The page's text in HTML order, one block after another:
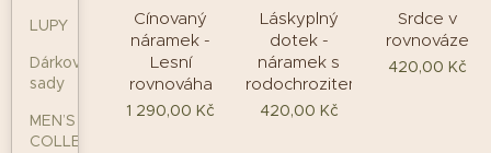
LUPY
Dárkové
sady
MEN’S
COLLECTION
Cínovaný
náramek -
Lesní
rovnováha
1 290,00 Kč
Láskyplný
dotek -
náramek s
rodochrozitem
420,00 Kč
Srdce v
rovnováze
420,00 Kč